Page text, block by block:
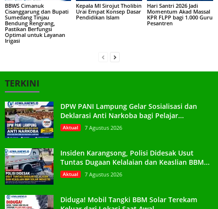
BBWS Cimanuk
Cisanggarung dan Bupati
Sumedang Tinjau
Bendung Rengrang,
Pastikan Berfungsi
Optimal untuk Layanan
Irigasi
Kepala MI Sirojut Tholibin
Urai Empat Konsep Dasar
Pendidikan Islam
Hari Santri 2026 Jadi
Momentum Akad Massal
KPR FLPP bagi 1.000 Guru
Pesantren
TERKINI
DPW PANI Lampung Gelar Sosialisasi dan
Deklarasi Anti Narkoba bagi Pelajar...
Aktual 7 Agustus 2026
Insiden Karangsong, Polisi Didesak Usut
Tuntas Dugaan Kelalaian dan Keaslian BBM...
Aktual 7 Agustus 2026
Diduga! Mobil Tangki BBM Solar Terekam